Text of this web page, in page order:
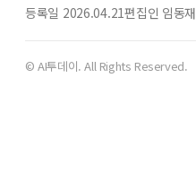
등록일 2026.04.21편집인 임동재
© AI투데이. All Rights Reserved.